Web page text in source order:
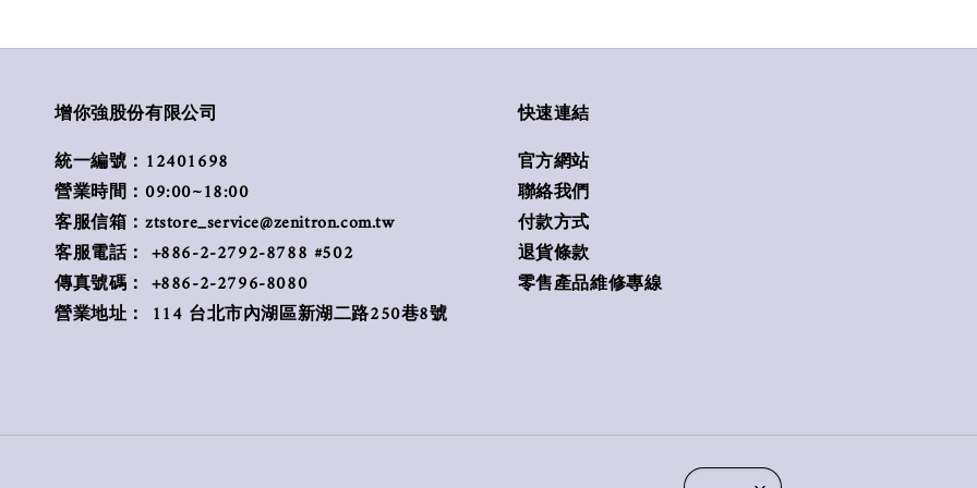
增你強股份有限公司
統一編號：12401698
營業時間：09:00~18:00
客服信箱：ztstore_service@zenitron.com.tw
客服電話： +886-2-2792-8788 #502
傳真號碼： +886-2-2796-8080
營業地址： 114 台北市內湖區新湖二路250巷8號
快速連結
官方網站
聯絡我們
付款方式
退貨條款
零售產品維修專線